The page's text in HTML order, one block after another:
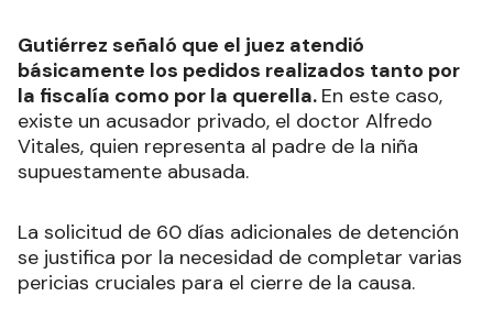
Gutiérrez señaló que el juez atendió
básicamente los pedidos realizados tanto por
la fiscalía como por la querella. En este caso,
existe un acusador privado, el doctor Alfredo
Vitales, quien representa al padre de la niña
supuestamente abusada.
La solicitud de 60 días adicionales de detención
se justifica por la necesidad de completar varias
pericias cruciales para el cierre de la causa.